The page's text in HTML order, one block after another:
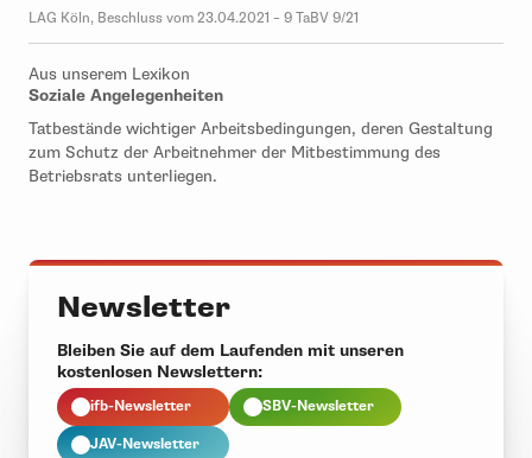
LAG Köln, Beschluss vom 23.04.2021 – 9 TaBV 9/21
Aus unserem Lexikon
Soziale Angelegenheiten
Tatbestände wichtiger Arbeitsbedingungen, deren Gestaltung
zum Schutz der Arbeitnehmer der Mitbestimmung des
Betriebsrats unterliegen.
Newsletter
Bleiben Sie auf dem Laufenden mit unseren
kostenlosen Newslettern:
ifb-Newsletter SBV-Newsletter
JAV-Newsletter